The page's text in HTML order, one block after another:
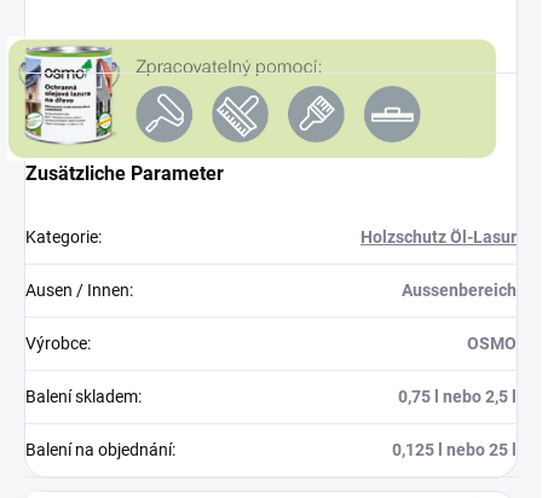
Zusätzliche Parameter
Kategorie: Holzschutz Öl-Lasur
Ausen / Innen: Aussenbereich
Výrobce: OSMO
Balení skladem: 0,75 l nebo 2,5 l
Balení na objednání: 0,125 l nebo 25 l